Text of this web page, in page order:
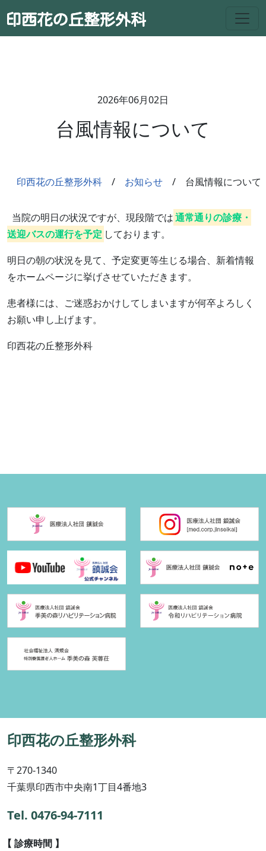
2026年06月02日
台風情報について
印西花の丘整形外科 お知らせ 台風情報について
当院の明日の状況ですが、現段階では通常通りの診療・
送迎バスの運行を予定 しております。
明日の朝の状況を見て、予定変更等生じる場合、新着情報
をホームページに挙げさせていただきます。
患者様には、ご迷惑おかけしてしまいますが何卒よろしく
お願い申し上げます。
印西花の丘整形外科
印西花の丘整形外科
〒270-1340
千葉県印西市中央南1丁目4番地3
Tel. 0476-94-7111
診療時間